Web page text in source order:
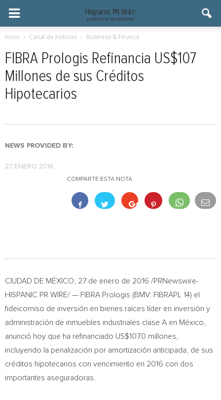
Inicio Canal de noticias Business & Finance
FIBRA Prologis Refinancia US$107
Millones de sus Créditos
Hipotecarios
NEWS PROVIDED BY:
27 ENERO 2016
COMPARTE ESTA NOTA
CIUDAD DE MÉXICO, 27 de enero de 2016 /PRNewswire-
HISPANIC PR WIRE/ — FIBRA Prologis (BMV: FIBRAPL 14) el
fideicomiso de inversión en bienes raíces líder en inversión y
administración de inmuebles industriales clase A en México,
anunció hoy que ha refinanciado US$107.0 millones,
incluyendo la penalización por amortización anticipada, de sus
créditos hipotecarios con vencimiento en 2016 con dos
importantes aseguradoras.